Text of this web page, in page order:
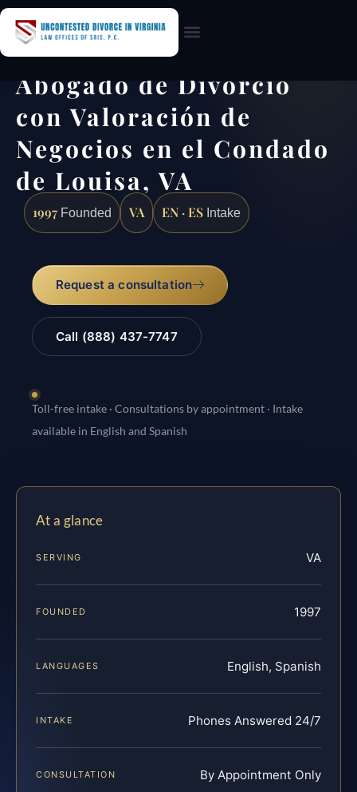
Abogado de Divorcio
con Valoración de
Negocios en el Condado
de Louisa, VA
1997 Founded VA EN · ES Intake
Request a consultation
Call (888) 437-7747
Toll-free intake · Consultations by appointment · Intake
available in English and Spanish
At a glance
SERVING VA
FOUNDED 1997
LANGUAGES English, Spanish
INTAKE Phones Answered 24/7
CONSULTATION By Appointment Only